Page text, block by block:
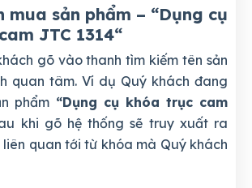
mua sản phẩm – “Dụng cụ
JTC 1314“
gõ vào thanh tìm kiếm tên sản
quan tâm. Ví dụ Quý khách đang
phẩm “Dụng cụ khóa trục cam
khi gõ hệ thống sẽ truy xuất ra
liên quan tới từ khóa mà Quý khách